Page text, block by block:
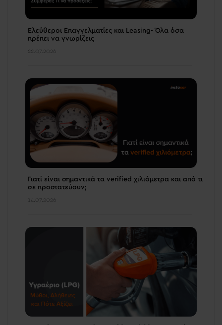
Ελεύθεροι Επαγγελματίες και Leasing- Όλα όσα
πρέπει να γνωρίζεις
22.07.2026
Γιατί είναι σημαντικά τα verified χιλιόμετρα και από τι
σε προστατεύουν;
14.07.2026